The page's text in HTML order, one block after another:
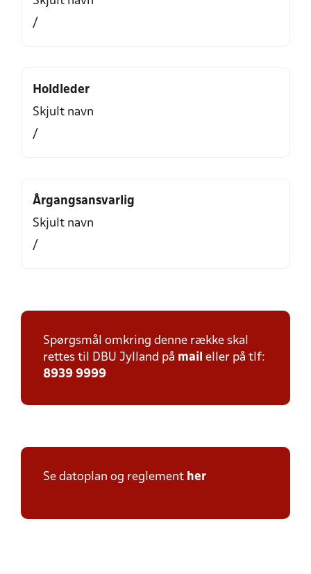
/
Holdleder
Skjult navn
/
Årgangsansvarlig
Skjult navn
/
Spørgsmål omkring denne række skal
rettes til DBU Jylland på mail eller på tlf:
8939 9999
Se datoplan og reglement her